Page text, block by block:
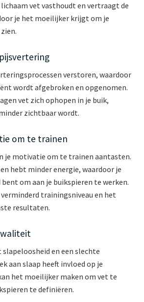
vet vasthoudt en vertraagt ​​de
je het moeilijker krijgt om je
verstoren, waardoor
wordt afgebroken en opgenomen.
vet zich ophopen in je buik,
zichtbaar wordt.
om te trainen
je motivatie om te trainen aantasten.
hebt minder energie, waardoor je
om aan je buikspieren te werken.
trainingsniveau en het
resultaten.
en een slechte
aan slaap heeft invloed op je
het moeilijker maken om vet te
te definiëren.